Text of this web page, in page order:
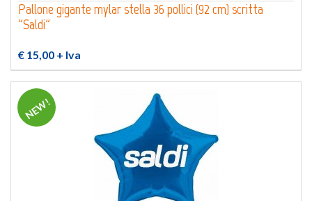
Pallone gigante mylar stella 36 pollici (92 cm) scritta
"Saldi"
€ 15,00 + Iva
NEW!